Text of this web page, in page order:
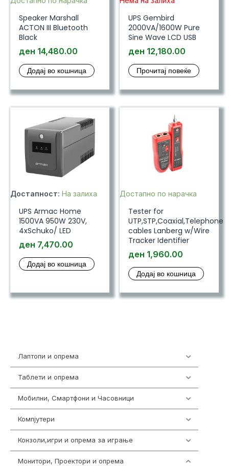
Лаптопи и опрема
Таблети и опрема
Мобилни, Смартфони и Часовници
Компјутери
Конзоли,игри и опрема за играње
Монитори, Проектори и опрема
Speaker Marshall
ACTON III Bluetooth
Black
ден 14,480.00
Додај во кошница
UPS Gembird
2000VA/1600W Pure
Sine Wave LCD USB
ден 12,180.00
Прочитај повеќе
Достапност: На залиха
UPS Armac Home
1500VA 950W 230V,
4xSchuko/ LED
ден 7,470.00
Додај во кошница
Достапно по нарачка
Tester for
UTP,STP,Coaxial,Telephone
cables Lanberg w/Wire
Tracker Identifier
ден 1,960.00
Додај во кошница